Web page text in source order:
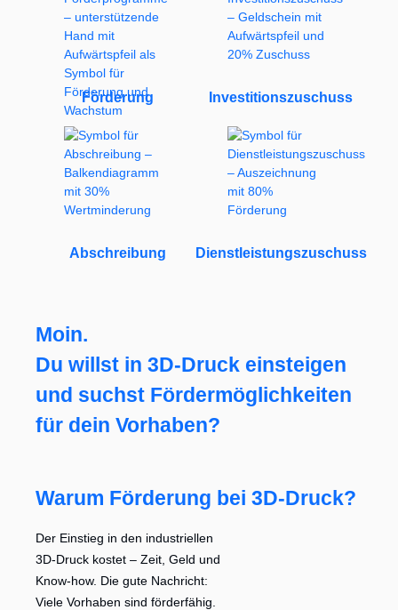
Förderung Investitionszuschuss
Abschreibung Dienstleistungszuschuss
Moin.
Du willst in 3D-Druck einsteigen
und suchst Fördermöglichkeiten
für dein Vorhaben?
Warum Förderung bei 3D-Druck?
Der Einstieg in den industriellen
3D-Druck kostet – Zeit, Geld und
Know-how. Die gute Nachricht:
Viele Vorhaben sind förderfähig.